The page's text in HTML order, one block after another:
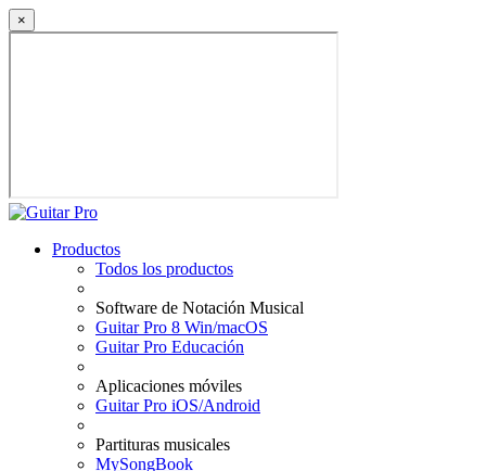
×
Productos
Todos los productos
Software de Notación Musical
Guitar Pro 8 Win/macOS
Guitar Pro Educación
Aplicaciones móviles
Guitar Pro iOS/Android
Partituras musicales
MySongBook